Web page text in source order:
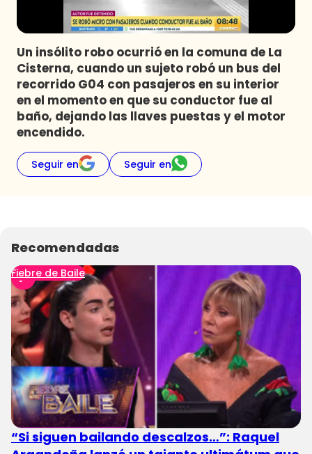
Un insólito robo ocurrió en la comuna de La
Cisterna, cuando un sujeto robó un bus del
recorrido G04 con pasajeros en su interior
en el momento en que su conductor fue al
baño, dejando las llaves puestas y el motor
encendido.
Seguir en Seguir en
Recomendadas
Fiebre de Baile
“Si siguen bailando descalzos…”: Raquel
Contigo en Directo
Plan Perfecto
El Tiempo
Sabingo
Todos Los Programas